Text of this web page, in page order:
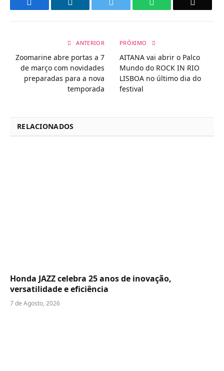
ANTERIOR
Zoomarine abre portas a 7
de março com novidades
preparadas para a nova
temporada
PRÓXIMO
AITANA vai abrir o Palco
Mundo do ROCK IN RIO
LISBOA no último dia do
festival
RELACIONADOS
Honda JAZZ celebra 25 anos de inovação,
versatilidade e eficiência
7 de Agosto, 2026